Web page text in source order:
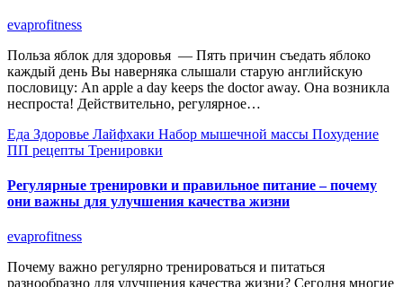
evaprofitness
Польза яблок для здоровья — Пять причин съедать яблоко
каждый день Вы наверняка слышали старую английскую
пословицу: An apple a day keeps the doctor away. Она возникла
неспроста! Действительно, регулярное…
Еда Здоровье Лайфхаки Набор мышечной массы Похудение
ПП рецепты Тренировки
Регулярные тренировки и правильное питание – почему
они важны для улучшения качества жизни
evaprofitness
Почему важно регулярно тренироваться и питаться
разнообразно для улучшения качества жизни? Сегодня многие